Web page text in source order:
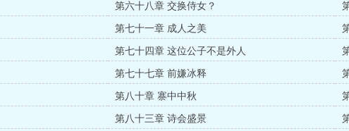
第六十八章 交换侍女？
第七十一章 成人之美
第七十四章 这位公子不是外人
第七十七章 前嫌冰释
第八十章 寨中中秋
第八十三章 诗会盛景